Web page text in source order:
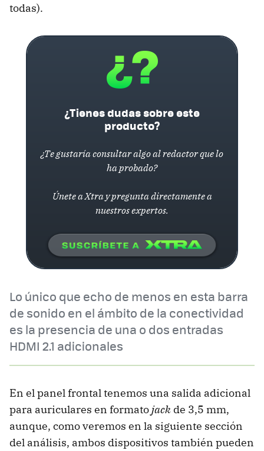
todas).
¿Tienes dudas sobre este
producto?
¿Te gustaría consultar algo al redactor que lo
ha probado?
Únete a Xtra y pregunta directamente a
nuestros expertos.
Lo único que echo de menos en esta barra
de sonido en el ámbito de la conectividad
es la presencia de una o dos entradas
HDMI 2.1 adicionales
En el panel frontal tenemos una salida adicional
para auriculares en formatojack de 3,5 mm,
aunque, como veremos en la siguiente sección
del análisis, ambos dispositivos también pueden